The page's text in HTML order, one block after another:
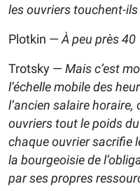
les ouvriers touchent-ils
Plotkin —À peu près 40
Trotsky — Mais c’est
l’échelle mobile des
l’ancien salaire
ouvriers tout le poids
chaque ouvrier sacrifie
la bourgeoisie de
par ses propres